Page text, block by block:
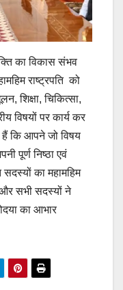
का विकास संभव
राष्ट्रपति को
शिक्षा, चिकित्सा,
विषयों पर कार्य कर
हैं कि आपने जो विषय
पूर्ण निष्ठा एवं
का महामहिम
और सभी सदस्यों ने
का आभार